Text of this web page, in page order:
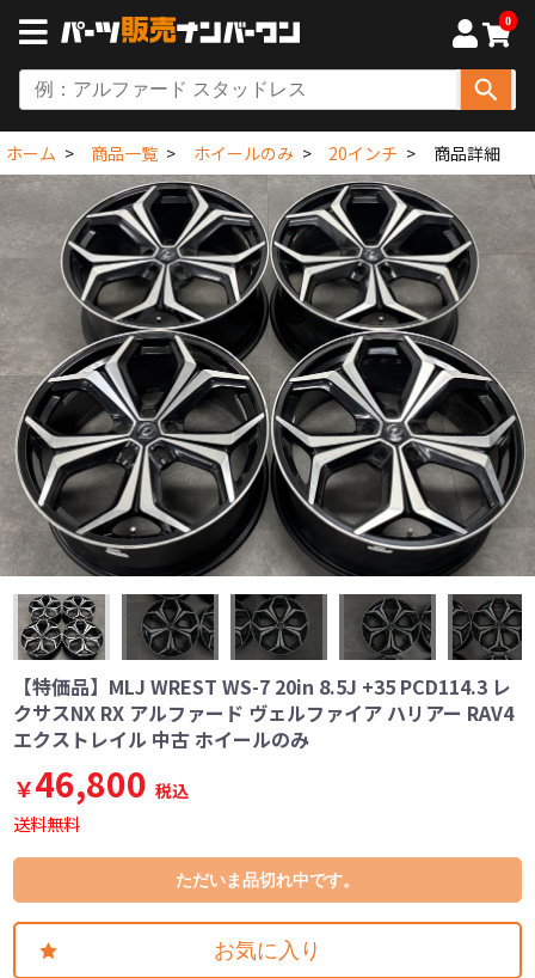
0
ホーム 商品一覧 ホイールのみ 20インチ 商品詳細
【特価品】MLJ WREST WS-7 20in 8.5J +35 PCD114.3 レ
クサスNX RX アルファード ヴェルファイア ハリアー RAV4
エクストレイル 中古 ホイールのみ
￥46,800 税込
送料無料
ただいま品切れ中です。
お気に入り